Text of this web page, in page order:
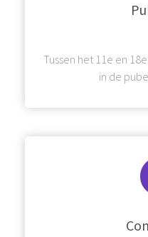
Tussen het 11e en
in de